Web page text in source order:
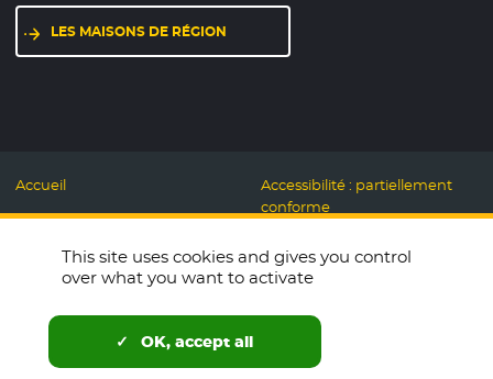
LES MAISONS DE RÉGION
Accueil
Mentions légales
Données personnelles et
Cookies
Espace presse
Télécharger le logo
Accessibilité : partiellement
conforme
Responsable
Plan du site
This site uses cookies and gives you control
over what you want to activate
OK, accept all